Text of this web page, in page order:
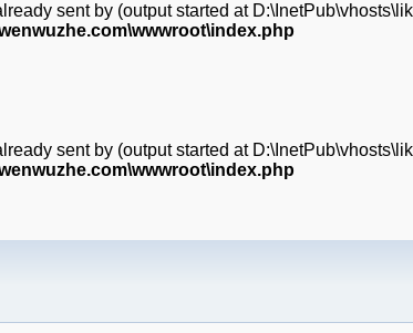
sent by (output started at
sent by (output started at